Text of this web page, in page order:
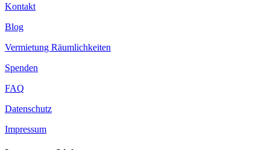
Kontakt
Blog
Vermietung Räumlichkeiten
Spenden
FAQ
Datenschutz
Impressum